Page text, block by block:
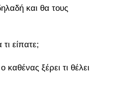
και θα τους
είπατε;
ξέρει τι θέλει